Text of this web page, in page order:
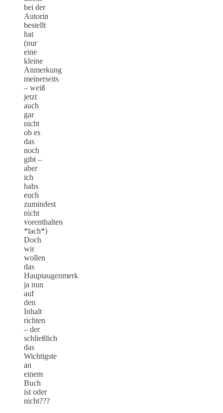
bei der
Autorin
bestellt
hat
(nur
eine
kleine
Anmerkung
meinerseits
– weiß
jetzt
auch
gar
nicht
ob es
das
noch
gibt –
aber
ich
habs
euch
zumindest
nicht
vorenthalten
*lach*)
Doch
wir
wollen
das
Hauptaugenmerk
ja nun
auf
den
Inhalt
richten
– der
schließlich
das
Wichtigste
an
einem
Buch
ist oder
nicht???